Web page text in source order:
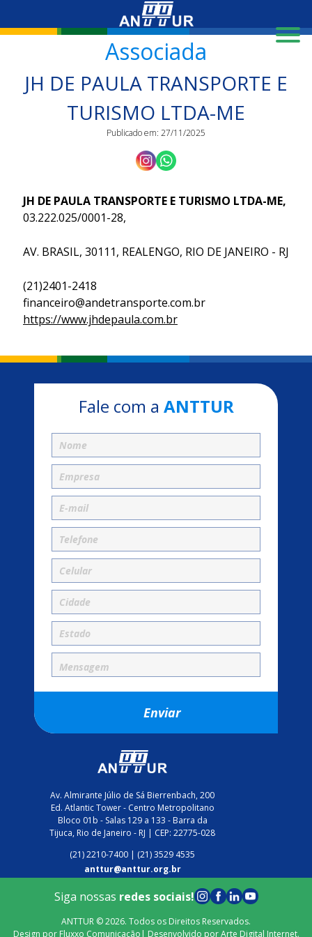
Associada
JH DE PAULA TRANSPORTE E
TURISMO LTDA-ME
Publicado em: 27/11/2025
JH DE PAULA TRANSPORTE E TURISMO LTDA-ME,
03.222.025/0001-28,
AV. BRASIL, 30111, REALENGO, RIO DE JANEIRO - RJ
(21)2401-2418
financeiro@andetransporte.com.br
https://www.jhdepaula.com.br
Av. Almirante Júlio de Sá Bierrenbach, 200
Ed. Atlantic Tower - Centro Metropolitano
Bloco 01b - Salas 129 a 133 - Barra da
Tijuca, Rio de Janeiro - RJ | CEP: 22775-028
(21) 2210-7400​ | (21) 3529 4535
anttur@anttur.org.br
Fale com a ANTTUR
Siga nossas redes sociais!
ANTTUR © 2026. Todos os Direitos Reservados.
Design por Fluxxo Comunicação | Desenvolvido porArte Digital Internet.